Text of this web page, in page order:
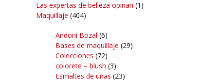
Las expertas de belleza opinan (1)
Maquillaje (404)
Andoni Bozal (6)
Bases de maquillaje (29)
Colecciones (72)
colorete – blush (3)
Esmaltes de uñas (23)